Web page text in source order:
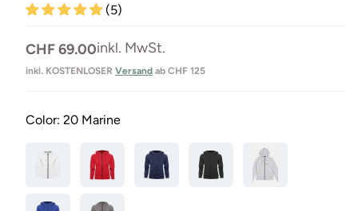
(5)
Normaler
Preis
CHF 69.00inkl. MwSt.
inkl. KOSTENLOSER Versand ab CHF 125
Color: 20 Marine